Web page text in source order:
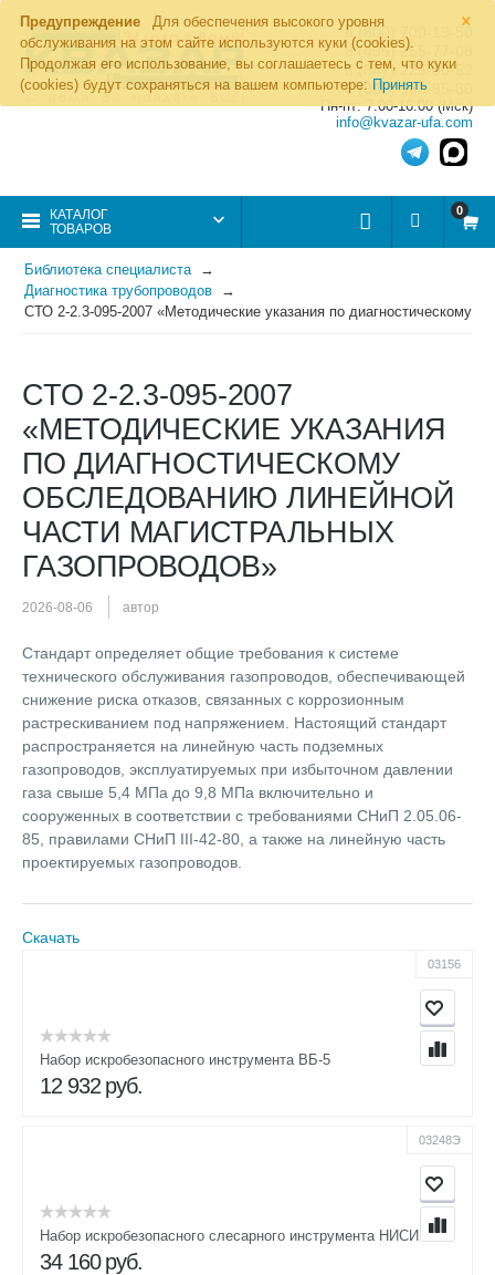
×
Предупреждение
Для обеспечения высокого уровня
обслуживания на этом сайте используются куки (cookies).
Продолжая его использование, вы соглашаетесь с тем, что куки
(cookies) будут сохраняться на вашем компьютере: Принять
8 (800) 700-19-50
8 (495) 255-77-08
8 (347) 225-00-52
8 (986) 963-95-80
Пн-пт: 7.00-16.00 (Мск)
info@kvazar-ufa.com
КАТАЛОГ
ТОВАРОВ
0
Библиотека специалиста
Диагностика трубопроводов
СТО 2-2.3-095-2007 «Методические указания по диагностическому
СТО 2-2.3-095-2007
«МЕТОДИЧЕСКИЕ УКАЗАНИЯ
ПО ДИАГНОСТИЧЕСКОМУ
ОБСЛЕДОВАНИЮ ЛИНЕЙНОЙ
ЧАСТИ МАГИСТРАЛЬНЫХ
ГАЗОПРОВОДОВ»
2026-08-06 автор
Стандарт определяет общие требования к системе
технического обслуживания газопроводов, обеспечивающей
снижение риска отказов, связанных с коррозионным
растрескиванием под напряжением. Настоящий стандарт
распространяется на линейную часть подземных
газопроводов, эксплуатируемых при избыточном давлении
газа свыше 5,4 МПа до 9,8 МПа включительно и
сооруженных в соответствии с требованиями СНиП 2.05.06-
85, правилами СНиП III-42-80, а также на линейную часть
проектируемых газопроводов.
Скачать
03156
Набор искробезопасного инструмента ВБ-5
12 932 руб.
03248Э
Набор искробезопасного слесарного инструмента НИСИ
34 160 руб.